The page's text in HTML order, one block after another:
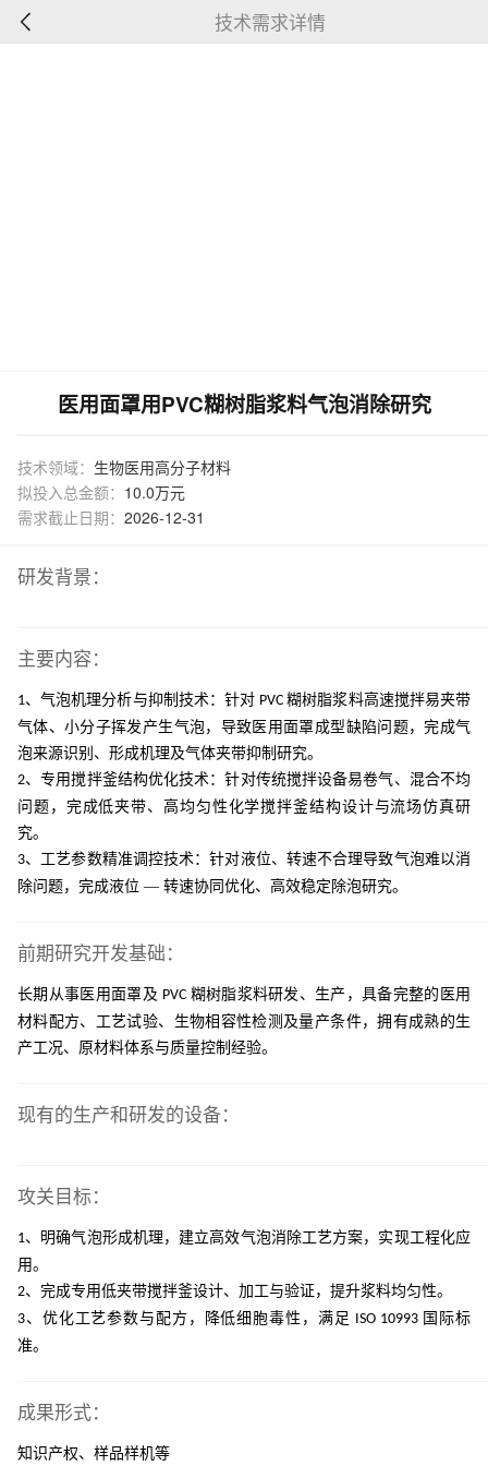
技术需求详情
医用面罩用PVC糊树脂浆料气泡消除研究
技术领域： 生物医用高分子材料
拟投入总金额： 10.0万元
需求截止日期： 2026-12-31
研发背景：
主要内容：
1、气泡机理分析与抑制技术：针对 PVC糊树脂浆料高速搅拌易夹带
气体、小分子挥发产生气泡，导致医用面罩成型缺陷问题，完成气
泡来源识别、形成机理及气体夹带抑制研究。
2、专用搅拌釜结构优化技术：针对传统搅拌设备易卷气、混合不均
问题，完成低夹带、高均匀性化学搅拌釜结构设计与流场仿真研
究。
3、工艺参数精准调控技术：针对液位、转速不合理导致气泡难以消
除问题，完成液位 — 转速协同优化、高效稳定除泡研究。
前期研究开发基础：
长期从事医用面罩及 PVC 糊树脂浆料研发、生产，具备完整的医用
材料配方、工艺试验、生物相容性检测及量产条件，拥有成熟的生
产工况、原材料体系与质量控制经验。
现有的生产和研发的设备：
攻关目标：
1、明确气泡形成机理，建立高效气泡消除工艺方案，实现工程化应
用。
2、完成专用低夹带搅拌釜设计、加工与验证，提升浆料均匀性。
3、优化工艺参数与配方，降低细胞毒性，满足 ISO 10993 国际标
准。
成果形式：
知识产权、样品样机等